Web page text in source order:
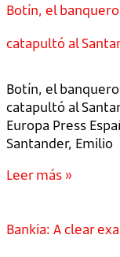
Botín, el
catapultó al
Botín, el
catapultó al
Europa Press
Santander, Emilio
Leer más »
Bankia: A clear